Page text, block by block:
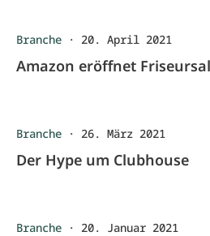
Branche · 20. April 2021
Amazon eröffnet
Branche · 26. März 2021
Der Hype um Clubhouse
Branche · 20. Januar 2021